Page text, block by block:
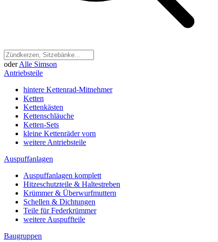
oder Alle Simson
Antriebsteile
hintere Kettenrad-Mitnehmer
Ketten
Kettenkästen
Kettenschläuche
Ketten-Sets
kleine Kettenräder vorn
weitere Antriebsteile
Auspuffanlagen
Auspuffanlagen komplett
Hitzeschutzteile & Haltestreben
Krümmer & Überwurfmuttern
Schellen & Dichtungen
Teile für Federkrümmer
weitere Auspuffteile
Baugruppen